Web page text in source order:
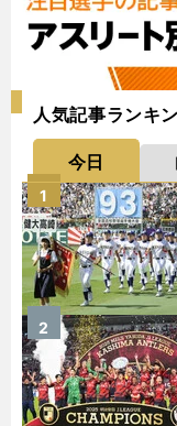
人気記事ランキ
今日
1
2